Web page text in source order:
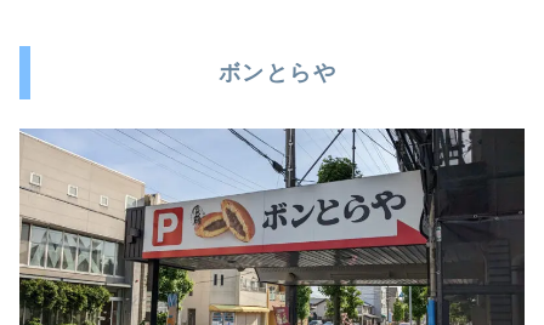
ボンとらや